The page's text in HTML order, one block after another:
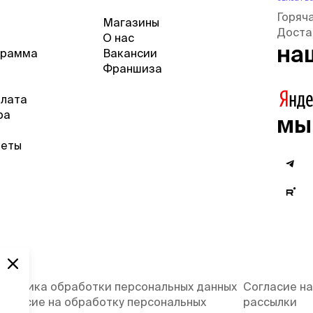
Магазины
О нас
Вакансии
Франшиза
мы
обработки персональных данных
на обработку персональных
Согласие
рассылки